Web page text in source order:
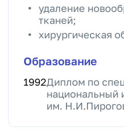
удаление
тканей;
хирургическая
Образование
1992Диплом по
национальный
им.